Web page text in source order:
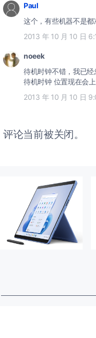
Paul
这个，有些机器不是
2013 年 10 月 10 日
noeek
待机时钟不错，我已
待机时钟 位置现在会
2013 年 10 月 10 日
评论当前被关闭。